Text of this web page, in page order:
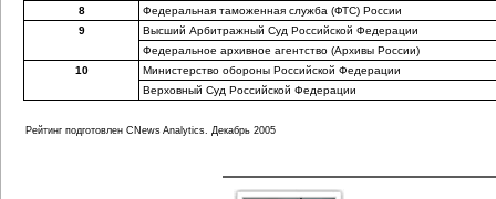
8
Федеральная таможенная служба (ФТС) России
9
Высший Арбитражный Суд Российской Федерации
Федеральное архивное агентство (Архивы России)
10
Министерство обороны Российской Федерации
Верховный Суд Российской Федерации
Рейтинг подготовлен CNews Analytics. Декабрь 2005